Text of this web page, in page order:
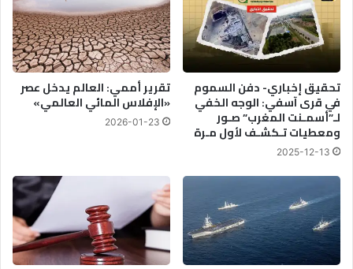
تحقيق إخباري- دفن السموم
في قرى آسفي: الوجه الخفي
لـ”أسمـنت المغرب” صـور
ومعطيات تـكشـف لأول مـرة
2025-12-13
تقرير أممي: العالم يدخل عصر
«الإفلاس المائي العالمي»
2026-01-23